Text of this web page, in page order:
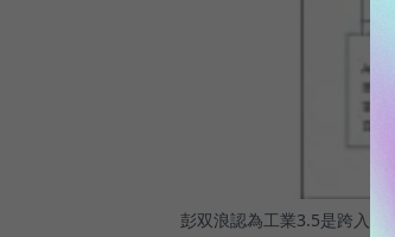
彭双浪認為工業3.5是跨入工